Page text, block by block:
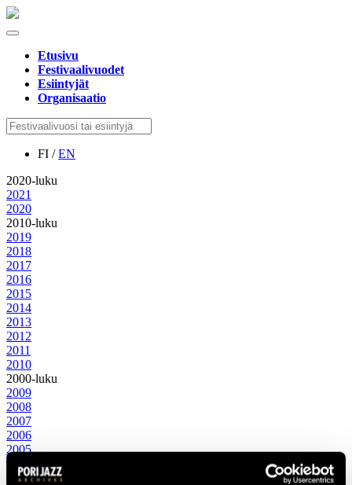
Etusivu
Festivaalivuodet
Esiintyjät
Organisaatio
FI /EN
2020-luku
2021
2020
2010-luku
2019
2018
2017
2016
2015
2014
2013
2012
2011
2010
2000-luku
2009
2008
2007
2006
2005
2004
2003